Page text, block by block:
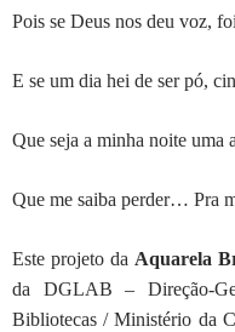
Pois se Deus nos deu voz,
E se um dia hei de ser pó,
Que seja a minha noite uma
Que me saiba perder… Pra
Este projeto da Aquarela
da DGLAB – Direção-
Bibliotecas / Ministério da